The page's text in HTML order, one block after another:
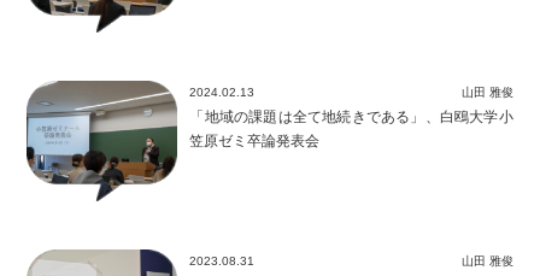
2024.02.13
「地域の課題は全て地続きである」、白鴎大学小
笠原ゼミ卒論発表会
山田 雅俊
2023.08.31 山田 雅俊